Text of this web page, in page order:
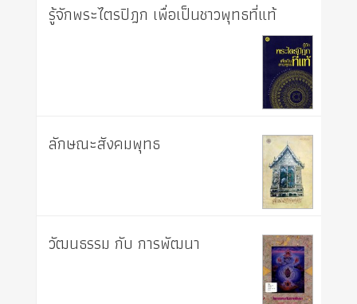
รู้จักพระไตรปิฎก เพื่อเป็นชาวพุทธที่แท้
ลักษณะสังคมพุทธ
วัฒนธรรม กับ การพัฒนา